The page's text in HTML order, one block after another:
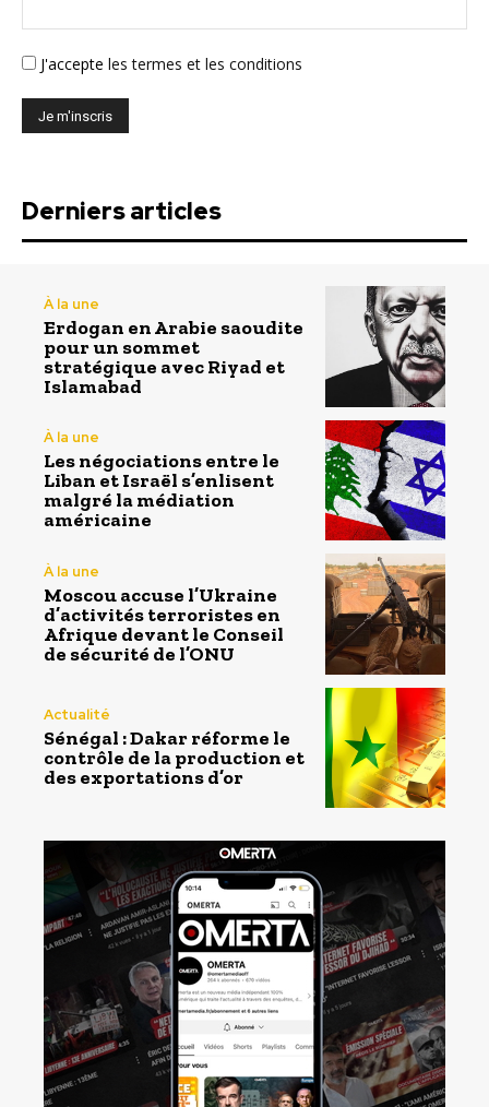
J'accepte les termes et les conditions
Derniers articles
À la une
Erdogan en Arabie saoudite
pour un sommet
stratégique avec Riyad et
Islamabad
À la une
Les négociations entre le
Liban et Israël s’enlisent
malgré la médiation
américaine
À la une
Moscou accuse l’Ukraine
d’activités terroristes en
Afrique devant le Conseil
de sécurité de l’ONU
Actualité
Sénégal : Dakar réforme le
contrôle de la production et
des exportations d’or